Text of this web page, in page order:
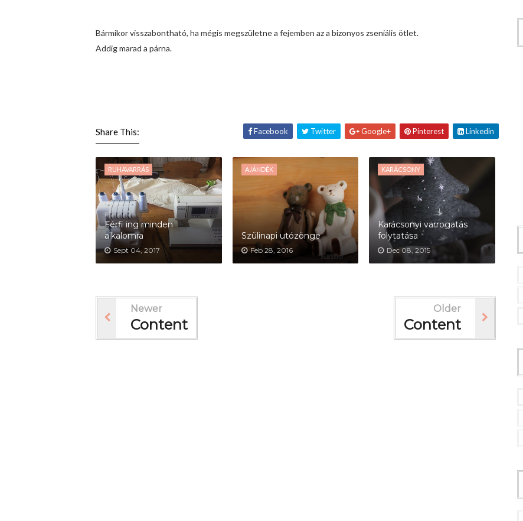
Bármikor visszabontható, ha mégis megszületne a fejemben az a bizonyos zseniális ötlet.
Addig marad a párna.
Share This: Facebook Twitter Google+ Pinterest Linkedin
RUHAVARRÁS
Férfi ing minden
alkalomra
Sept 04, 2017
AJÁNDÉK
Szülinapi utózönge
Feb 28, 2016
KARÁCSONY
Karácsonyi varrogatás
folytatása
Dec 08, 2015
Newer
Content
Older
Content